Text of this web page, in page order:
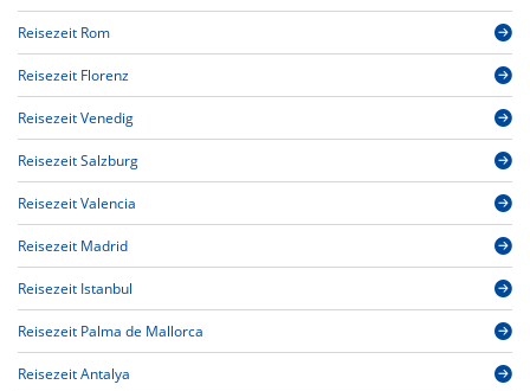
Reisezeit Rom
Reisezeit Florenz
Reisezeit Venedig
Reisezeit Salzburg
Reisezeit Valencia
Reisezeit Madrid
Reisezeit Istanbul
Reisezeit Palma de Mallorca
Reisezeit Antalya